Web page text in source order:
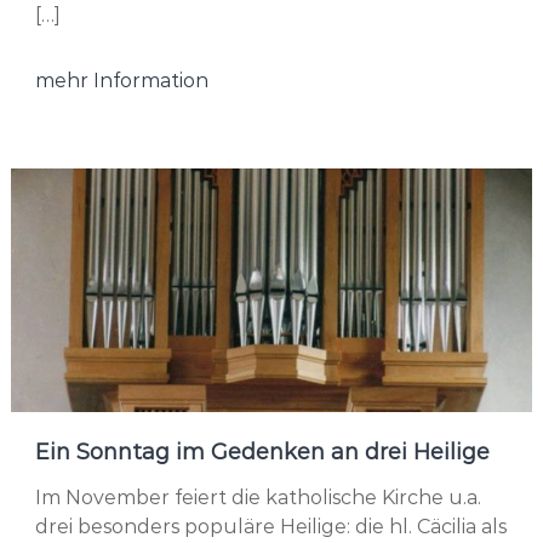
[…]
mehr Information
Ein Sonntag im Gedenken an drei Heilige
Im November feiert die katholische Kirche u.a.
drei besonders populäre Heilige: die hl. Cäcilia als